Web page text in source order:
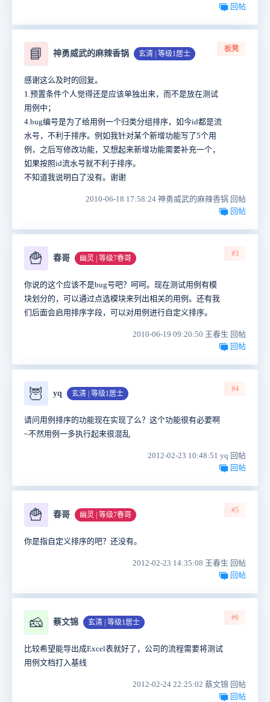
回帖
📘 神勇威武的麻辣香锅 玄清 | 等级1居士
板凳
感谢这么及时的回复。
1.预置条件个人觉得还是应该单独出来，而不是放在测试
用例中；
4.bug编号是为了给用例一个归类分组排序，如今id都是流
水号，不利于排序。例如我针对某个新增功能写了5个用
例，之后写修改功能，又想起来新增功能需要补充一个，
如果按照id流水号就不利于排序。
不知道我说明白了没有。谢谢
2010-06-18 17:58:24 神勇威武的麻辣香锅 回帖
回帖
🍟 春哥 幽灵 | 等级7春哥
#3
你说的这个应该不是bug号吧？呵呵。现在测试用例有模
块划分的，可以通过点选模块来列出相关的用例。还有我
们后面会启用排序字段，可以对用例进行自定义排序。
2010-06-19 09:20:50 王春生 回帖
回帖
🦉 yq 玄清 | 等级1居士
#4
请问用例排序的功能现在实现了么？这个功能很有必要啊
~不然用例一多执行起来很混乱
2012-02-23 10:48:51 yq 回帖
回帖
🍟 春哥 幽灵 | 等级7春哥
#5
你是指自定义排序的吧？还没有。
2012-02-23 14:35:08 王春生 回帖
回帖
🧀 蔡文锦 玄清 | 等级1居士
#6
比较希望能导出成Excel表就好了，公司的流程需要将测试
用例文档打入基线
2012-02-24 22:25:02 蔡文锦 回帖
回帖